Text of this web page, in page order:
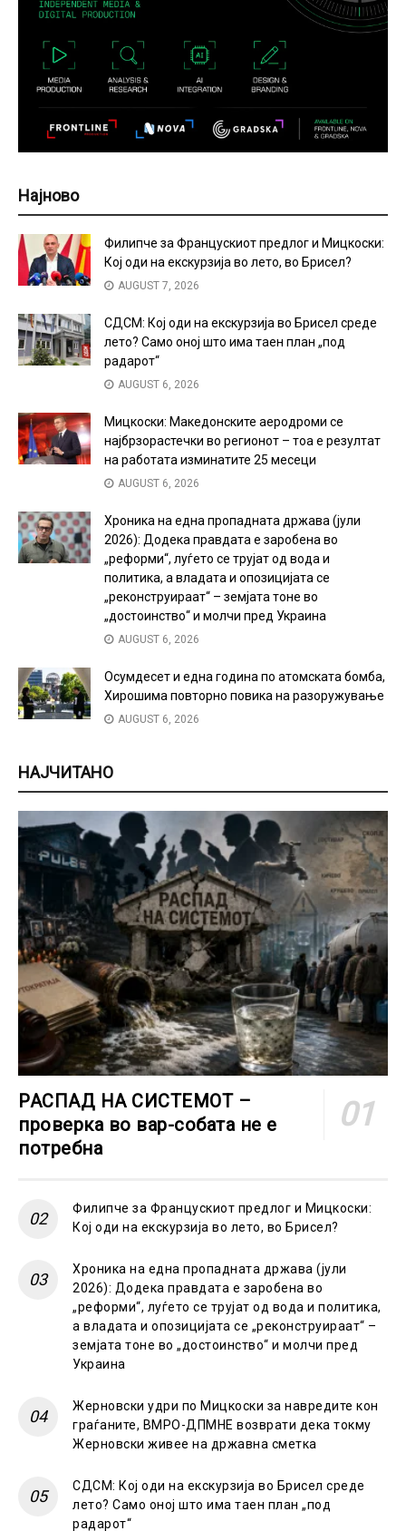
Најново
Филипче за Францускиот предлог и Мицкоски:
Кој оди на екскурзија во лето, во Брисел?
AUGUST 7, 2026
СДСМ: Кој оди на екскурзија во Брисел среде
лето? Само оној што има таен план „под
радарот“
AUGUST 6, 2026
Мицкоски: Македонските аеродроми се
најбрзорастечки во регионот – тоа е резултат
на работата изминатите 25 месеци
AUGUST 6, 2026
Хроника на една пропадната држава (јули
2026): Додека правдата е заробена во
„реформи“, луѓето се трујат од вода и
политика, а владата и опозицијата се
„реконструираат“ – земјата тоне во
„достоинство“ и молчи пред Украина
AUGUST 6, 2026
Осумдесет и една година по атомската бомба,
Хирошима повторно повика на разоружување
AUGUST 6, 2026
НАЈЧИТАНО
РАСПАД НА СИСТЕМОТ –
проверка во вар-собата не е
потребна
Филипче за Францускиот предлог и Мицкоски:
Кој оди на екскурзија во лето, во Брисел?
Хроника на една пропадната држава (јули
2026): Додека правдата е заробена во
„реформи“, луѓето се трујат од вода и политика,
а владата и опозицијата се „реконструираат“ –
земјата тоне во „достоинство“ и молчи пред
Украина
Жерновски удри по Мицкоски за навредите кон
граѓаните, ВМРО-ДПМНЕ возврати дека токму
Жерновски живее на државна сметка
СДСМ: Кој оди на екскурзија во Брисел среде
лето? Само оној што има таен план „под
радарот“